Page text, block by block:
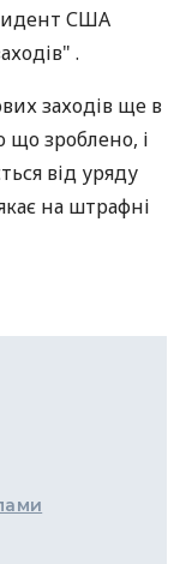
США
.
заходів ще в
що зроблено, і
від уряду
на штрафні